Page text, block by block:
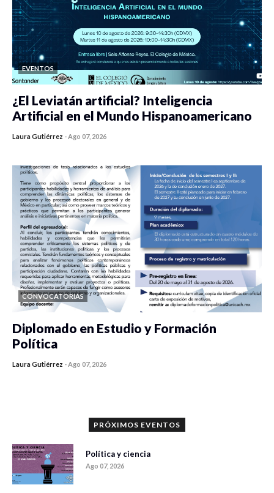
EVENTOS
¿El Leviatán artificial? Inteligencia
Artificial en el Mundo Hispanoamericano
Laura Gutiérrez -Ago 07, 2026
CONVOCATORIAS
Diplomado en Estudio y Formación
Política
Laura Gutiérrez -Ago 07, 2026
PRÓXIMOS EVENTOS
Política y ciencia
Ago 07, 2026